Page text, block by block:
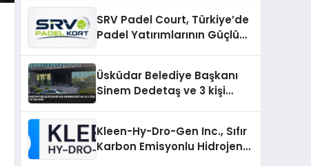
SRV Padel Court, Türkiye’de
Padel Yatırımlarının Güçlü
Üsküdar Belediye Başkanı
Sinem Dedetaş ve 3 kişi
Kleen-Hy-Dro-Gen Inc., Sıfır
Karbon Emisyonlu Hidrojen